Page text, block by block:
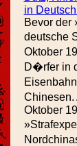
in
Bevor der
deutsche
Oktober
D�rfer in
Oktober